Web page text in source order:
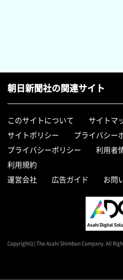
朝日新聞社の関連サイト
このサイトについて
サイトマ
サイトポリシー
プライバシー
プライバシーポリシー
利用者
利用規約
運営会社
広告ガイド お問
Copyright(c) The Asahi Shimbun Company. All